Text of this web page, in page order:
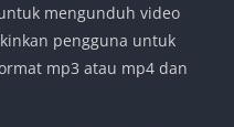
mengunduh video
pengguna untuk
mp3 atau mp4 dan